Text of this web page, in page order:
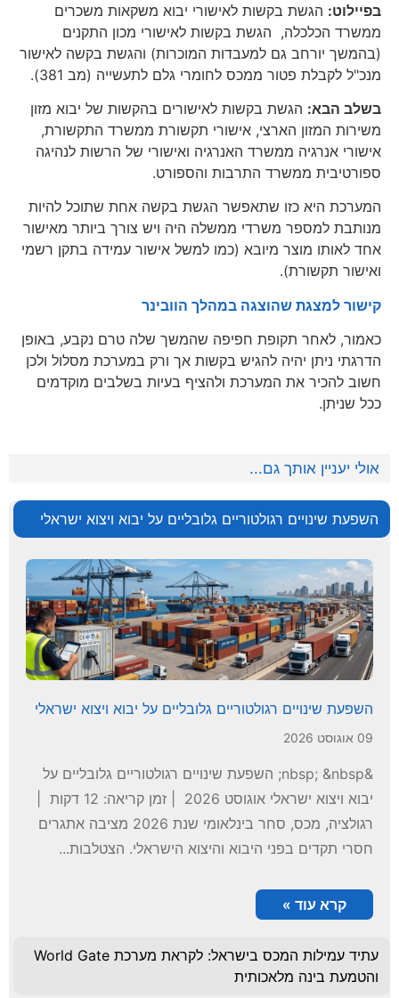
בפיילוט: הגשת בקשות לאישורי יבוא משקאות משכרים
ממשרד הכלכלה, הגשת בקשות לאישורי מכון התקנים
(בהמשך יורחב גם למעבדות המוכרות) והגשת בקשה לאישור
מנכ"ל לקבלת פטור ממכס לחומרי גלם לתעשייה (מב 381).
בשלב הבא: הגשת בקשות לאישורים בהקשות של יבוא מזון
משירות המזון הארצי, אישורי תקשורת ממשרד התקשורת,
אישורי אנרגיה ממשרד האנרגיה ואישורי של הרשות לנהיגה
ספורטיבית ממשרד התרבות והספורט.
המערכת היא כזו שתאפשר הגשת בקשה אחת שתוכל להיות
מנותבת למספר משרדי ממשלה היה ויש צורך ביותר מאישור
אחד לאותו מוצר מיובא (כמו למשל אישור עמידה בתקן רשמי
ואישור תקשורת).
קישור למצגת שהוצגה במהלך הוובינר
כאמור, לאחר תקופת חפיפה שהמשך שלה טרם נקבע, באופן
הדרגתי ניתן יהיה להגיש בקשות אך ורק במערכת מסלול ולכן
חשוב להכיר את המערכת ולהציף בעיות בשלבים מוקדמים
ככל שניתן.
אולי יעניין אותך גם...
השפעת שינויים רגולטוריים גלובליים על יבוא ויצוא ישראלי
השפעת שינויים רגולטוריים גלובליים על יבוא ויצוא ישראלי
09 אוגוסט 2026
&nbsp; &nbsp; השפעת שינויים רגולטוריים גלובליים על
יבוא ויצוא ישראלי אוגוסט 2026 | זמן קריאה: 12 דקות |
רגולציה, מכס, סחר בינלאומי שנת 2026 מציבה אתגרים
חסרי תקדים בפני היבוא והיצוא הישראלי. הצטלבות...
קרא עוד »
עתיד עמילות המכס בישראל: לקראת מערכת World Gate
והטמעת בינה מלאכותית